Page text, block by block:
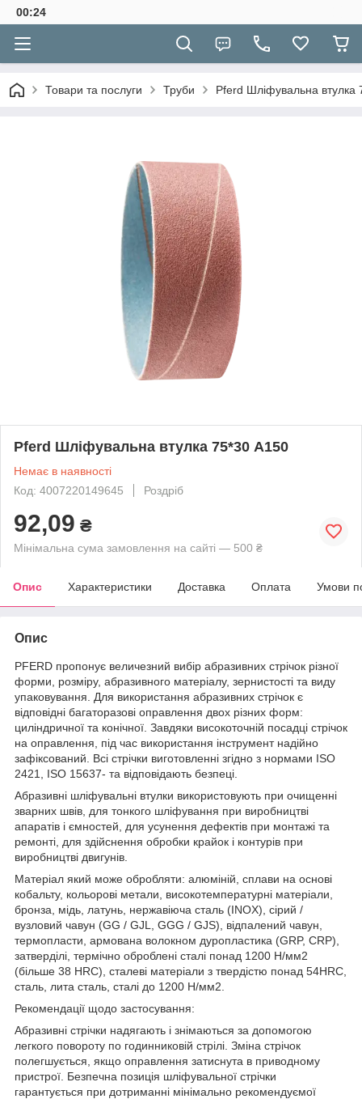
00:24
Товари та послуги Труби Pferd Шліфувальна втулка
Pferd Шліфувальна втулка 75*30 A150
Немає в наявності
Код: 4007220149645
Роздріб
92,09 ₴
Мінімальна сума замовлення на сайті — 500 ₴
Опис Характеристики Доставка Оплата Умови
Опис
PFERD пропонує величезний вибір абразивних стрічок різної
форми, розміру, абразивного матеріалу, зернистості та виду
упаковування. Для використання абразивних стрічок є
відповідні багаторазові оправлення двох різних форм:
циліндричної та конічної. Завдяки високоточній посадці стрічок
на оправлення, під час використання інструмент надійно
зафіксований. Всі стрічки виготовленні згідно з нормами ISO
2421, ISO 15637- та відповідають безпеці.
Абразивні шліфувальні втулки використовують при очищенні
зварних швів, для тонкого шліфування при виробництві
апаратів і ємностей, для усунення дефектів при монтажі та
ремонті, для здійснення обробки крайок і контурів при
виробництві двигунів.
Матеріал який може обробляти: алюміній, сплави на основі
кобальту, кольорові метали, високотемпературні матеріали,
бронза, мідь, латунь, нержавіюча сталь (INOX), сірий /
вузловий чавун (GG / GJL, GGG / GJS), відпалений чавун,
термопласти, армована волокном дуропластика (GRP, CRP),
затверділі, термічно оброблені сталі понад 1200 Н/мм2
(більше 38 HRC), сталеві матеріали з твердістю понад 54HRC,
сталь, лита сталь, сталі до 1200 Н/мм2.
Рекомендації щодо застосування:
Абразивні стрічки надягають і знімаються за допомогою
легкого повороту по годинниковій стрілі. Зміна стрічок
полегшується, якщо оправлення затиснута в приводному
пристрої. Безпечна позиція шліфувальної стрічки
гарантується при дотриманні мінімально рекомендуємої